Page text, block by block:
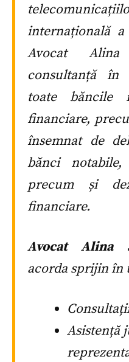
internațională
Avocat
consultanță în
toate băncile
financiare,
însemnat de
bănci
precum și
financiare.
Avocat Alina
acorda sprijin în
Asistență